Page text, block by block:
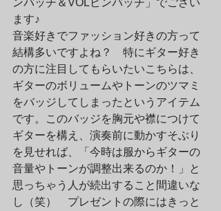
ます♪
音楽好きでファッション好きの方って
結構多いですよね？　特にギター好き
の方に注目してもらいたいこちらは、
ギターのボリュームやトーンのツマミ
をバッジしてしまったというアイテム
です。このバッジを胸元や襟につけて
ギターを構え、演奏前に動かすそぶり
を見せれば、「今時は服からギターの
音量やトーンが調整出来るのか！」と
思っちゃう人が続出すること間違いな
し（笑）　プレゼントの際にはきっと